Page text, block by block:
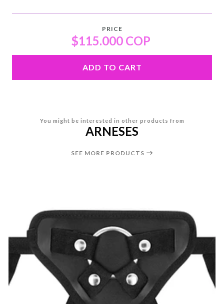
PRICE
$115.000 COP
ADD TO CART
You might be interested in other products from
ARNESES
SEE MORE PRODUCTS